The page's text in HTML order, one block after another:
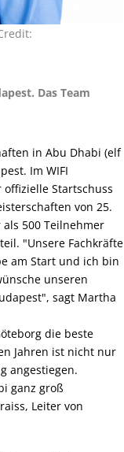
Das Team
in Abu Dhabi (elf
Im WIFI
Startschuss
von 25.
500 Teilnehmer
"Unsere Fachkräfte
am Start und ich bin
unseren
sagt Martha
die beste
Jahren ist nicht nur
angestiegen.
ganz groß
Leiter von